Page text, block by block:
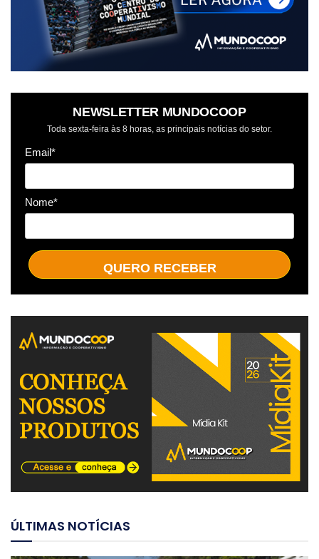
NEWSLETTER MUNDOCOOP
Toda sexta-feira às 8 horas, as principais notícias do setor.
Email*
Nome*
QUERO RECEBER
ÚLTIMAS NOTÍCIAS